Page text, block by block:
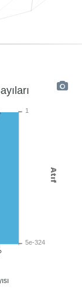
1
5e-324
Atıf